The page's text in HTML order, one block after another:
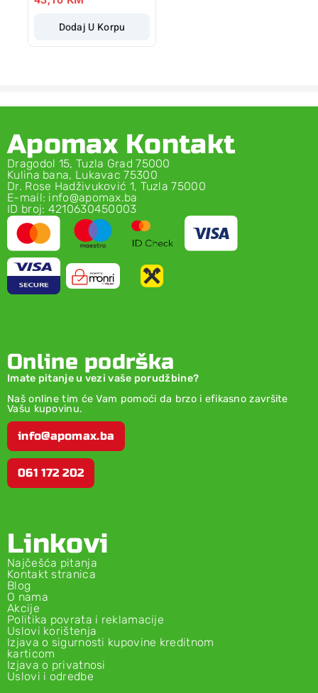
Dodaj U Korpu
Apomax Kontakt
Dragodol 15, Tuzla Grad 75000
Kulina bana, Lukavac 75300
Dr. Rose Hadživuković 1, Tuzla 75000
E-mail: info@apomax.ba
ID broj: 4210630450003
Online podrška
Imate pitanje u vezi vaše porudžbine?
Naš online tim će Vam pomoći da brzo i efikasno završite
Vašu kupovinu.
info@apomax.ba
061 172 202
Linkovi
Najčešća pitanja
Kontakt stranica
Blog
O nama
Akcije
Politika povrata i reklamacije
Uslovi korištenja
Izjava o sigurnosti kupovine kreditnom
karticom
Izjava o privatnosi
Uslovi i odredbe